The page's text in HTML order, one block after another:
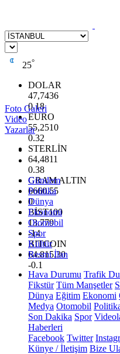
25°
DOLAR
47,7436
0.18
EURO
55,2510
0.32
STERLİN
64,4811
0.38
GRAM ALTIN
6660.55
0
BİST100
13.779
-14
BITCOIN
64.815,30
-0.1
Foto Galeri
Video
Yazarlar
Gündem
Politika
Dünya
Ekonomi
Otomobil
Spor
Kültür
Resmi İlan
Hava Durumu Trafik
Fikstür Tüm Manşetler
Dünya Eğitim Ekonomi
Medya Otomobil
Son Dakika Spor
Haberleri
Facebook Twitter
Künye / İletişim Bize